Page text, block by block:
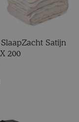
Satijn
200